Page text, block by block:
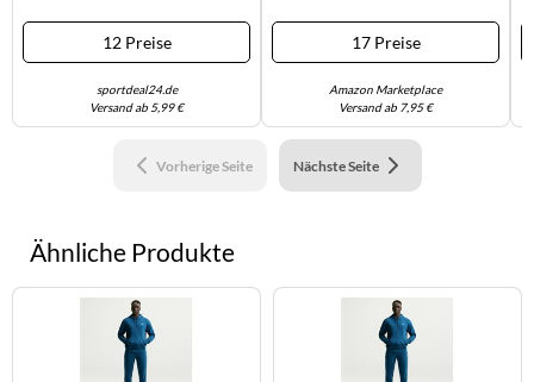
12 Preise
sportdeal24.de
Versand ab 5,99 €
17 Preise
Amazon Marketplace
Versand ab 7,95 €
Vorherige Seite Nächste Seite
Ähnliche Produkte